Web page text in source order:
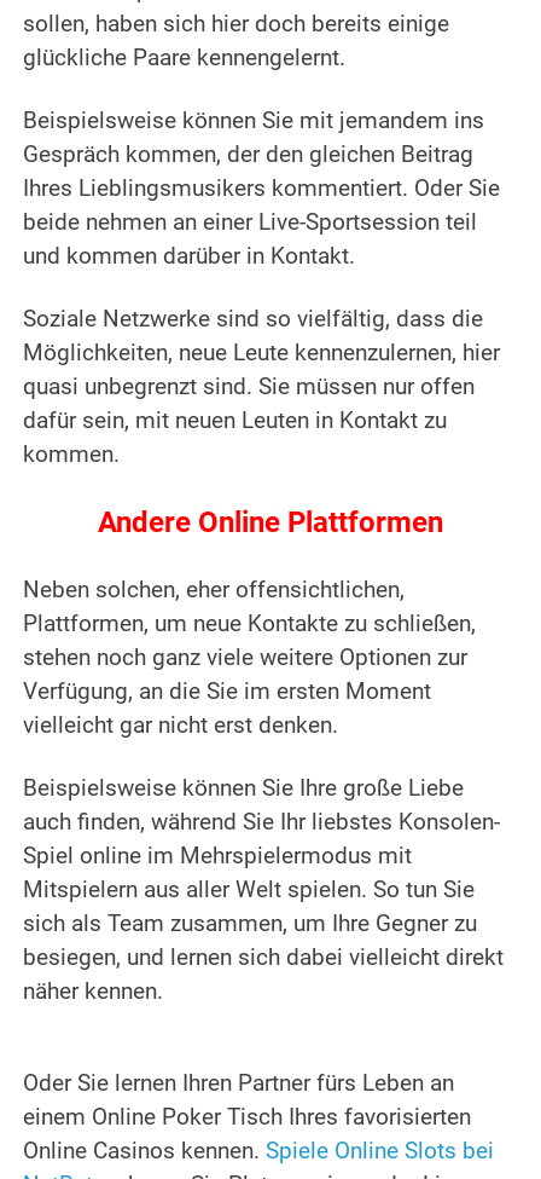
sollen, haben sich hier doch bereits einige
glückliche Paare kennengelernt.
Beispielsweise können Sie mit jemandem ins
Gespräch kommen, der den gleichen Beitrag
Ihres Lieblingsmusikers kommentiert. Oder Sie
beide nehmen an einer Live-Sportsession teil
und kommen darüber in Kontakt.
Soziale Netzwerke sind so vielfältig, dass die
Möglichkeiten, neue Leute kennenzulernen, hier
quasi unbegrenzt sind. Sie müssen nur offen
dafür sein, mit neuen Leuten in Kontakt zu
kommen.
Andere Online Plattformen
Neben solchen, eher offensichtlichen,
Plattformen, um neue Kontakte zu schließen,
stehen noch ganz viele weitere Optionen zur
Verfügung, an die Sie im ersten Moment
vielleicht gar nicht erst denken.
Beispielsweise können Sie Ihre große Liebe
auch finden, während Sie Ihr liebstes Konsolen-
Spiel online im Mehrspielermodus mit
Mitspielern aus aller Welt spielen. So tun Sie
sich als Team zusammen, um Ihre Gegner zu
besiegen, und lernen sich dabei vielleicht direkt
näher kennen.
Oder Sie lernen Ihren Partner fürs Leben an
einem Online Poker Tisch Ihres favorisierten
Online Casinos kennen.Spiele Online Slots bei